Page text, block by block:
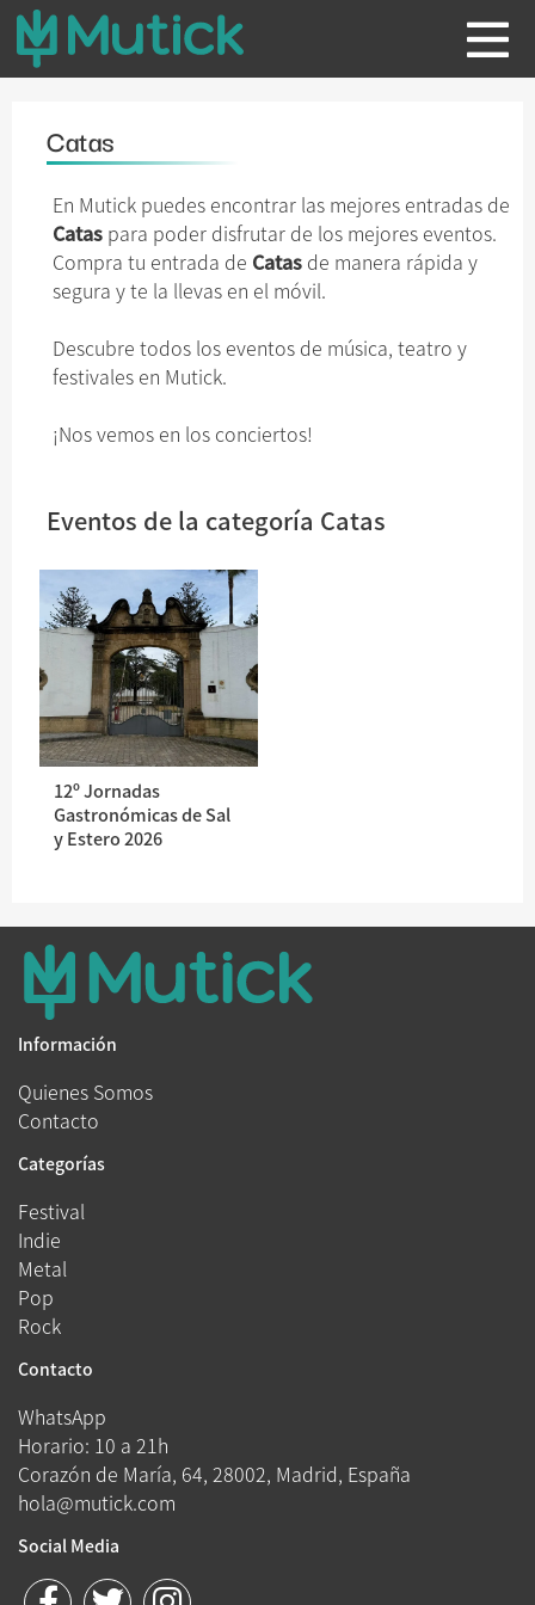
Catas
En Mutick puedes encontrar las mejores entradas de
Catas para poder disfrutar de los mejores eventos.
Compra tu entrada de Catas de manera rápida y
segura y te la llevas en el móvil.
Descubre todos los eventos de música, teatro y
festivales en Mutick.
¡Nos vemos en los conciertos!
Eventos de la categoría Catas
12º Jornadas
Gastronómicas de Sal
y Estero 2026
Información
Quienes Somos
Contacto
Categorías
Festival
Indie
Metal
Pop
Rock
Contacto
WhatsApp
Horario: 10 a 21h
Corazón de María, 64, 28002, Madrid, España
hola@mutick.com
Social Media